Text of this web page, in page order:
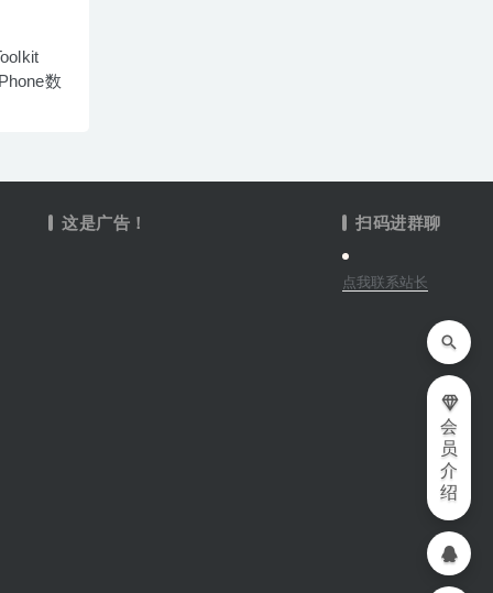
数
这是广告！ 扫码进群聊
点我联系站长
会
员
介
绍